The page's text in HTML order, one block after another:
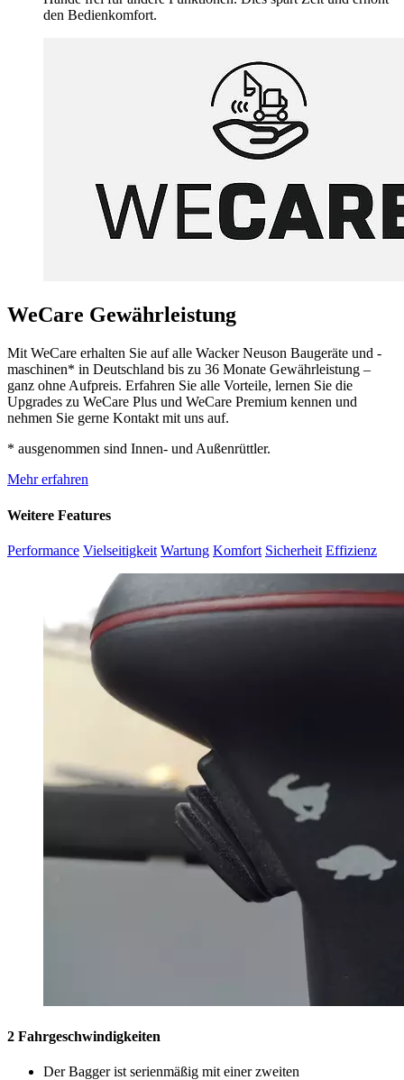
den Bedienkomfort.
WeCare Gewährleistung
Mit WeCare erhalten Sie auf alle Wacker Neuson Baugeräte und -
maschinen* in Deutschland bis zu 36 Monate Gewährleistung –
ganz ohne Aufpreis. Erfahren Sie alle Vorteile, lernen Sie die
Upgrades zu WeCare Plus und WeCare Premium kennen und
nehmen Sie gerne Kontakt mit uns auf.
* ausgenommen sind Innen- und Außenrüttler.
Mehr erfahren
Weitere Features
Performance Vielseitigkeit Wartung Komfort Sicherheit Effizienz
2 Fahrgeschwindigkeiten
Der Bagger ist serienmäßig mit einer zweiten